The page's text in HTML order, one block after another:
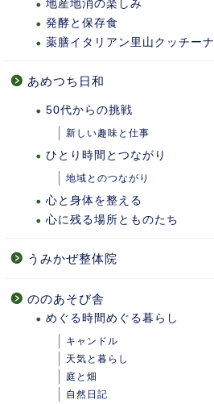
地産地消の楽しみ
発酵と保存食
薬膳イタリアン里山クッチーナ
あめつち日和
50代からの挑戦
新しい趣味と仕事
ひとり時間とつながり
地域とのつながり
心と身体を整える
心に残る場所とものたち
うみかぜ整体院
ののあそび舎
めぐる時間めぐる暮らし
キャンドル
天気と暮らし
庭と畑
自然日記